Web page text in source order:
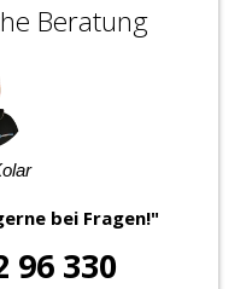
Beratung
bei Fragen!"
96 330